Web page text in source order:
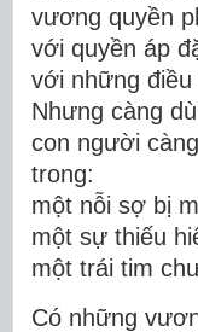
vương quyền
với quyền áp
với những
Nhưng càng
con người
trong:
một nỗi sợ bị
một sự thiếu
một trái tim
Có những